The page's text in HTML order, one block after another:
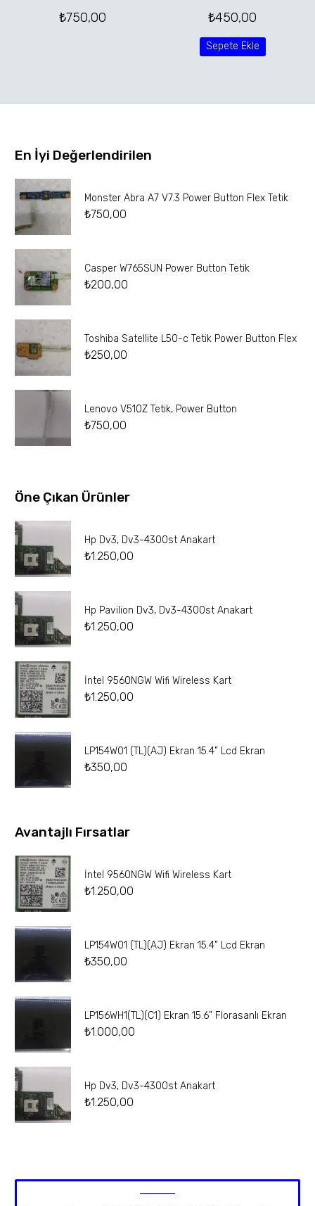
₺750,00 ₺450,00
Sepete Ekle
En İyi Değerlendirilen
Monster Abra A7 V7.3 Power Button Flex Tetik
₺750,00
Casper W765SUN Power Button Tetik
₺200,00
Toshiba Satellite L50-c Tetik Power Button Flex
₺250,00
Lenovo V510Z Tetik, Power Button
₺750,00
Öne Çıkan Ürünler
Hp Dv3, Dv3-4300st Anakart
₺1.250,00
Hp Pavilion Dv3, Dv3-4300st Anakart
₺1.250,00
İntel 9560NGW Wifi Wireless Kart
₺1.250,00
LP154W01 (TL)(AJ) Ekran 15.4” Lcd Ekran
₺350,00
Avantajlı Fırsatlar
İntel 9560NGW Wifi Wireless Kart
₺1.250,00
LP154W01 (TL)(AJ) Ekran 15.4” Lcd Ekran
₺350,00
LP156WH1(TL)(C1) Ekran 15.6” Florasanlı Ekran
₺1.000,00
Hp Dv3, Dv3-4300st Anakart
₺1.250,00